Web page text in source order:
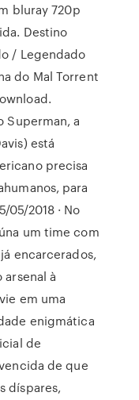
bluray 720p
Destino
/ Legendado
do Mal Torrent
Superman, a
está
precisa
para
05/2018 · No
um time com
encarcerados,
à
em uma
enigmática
de
de que
díspares,